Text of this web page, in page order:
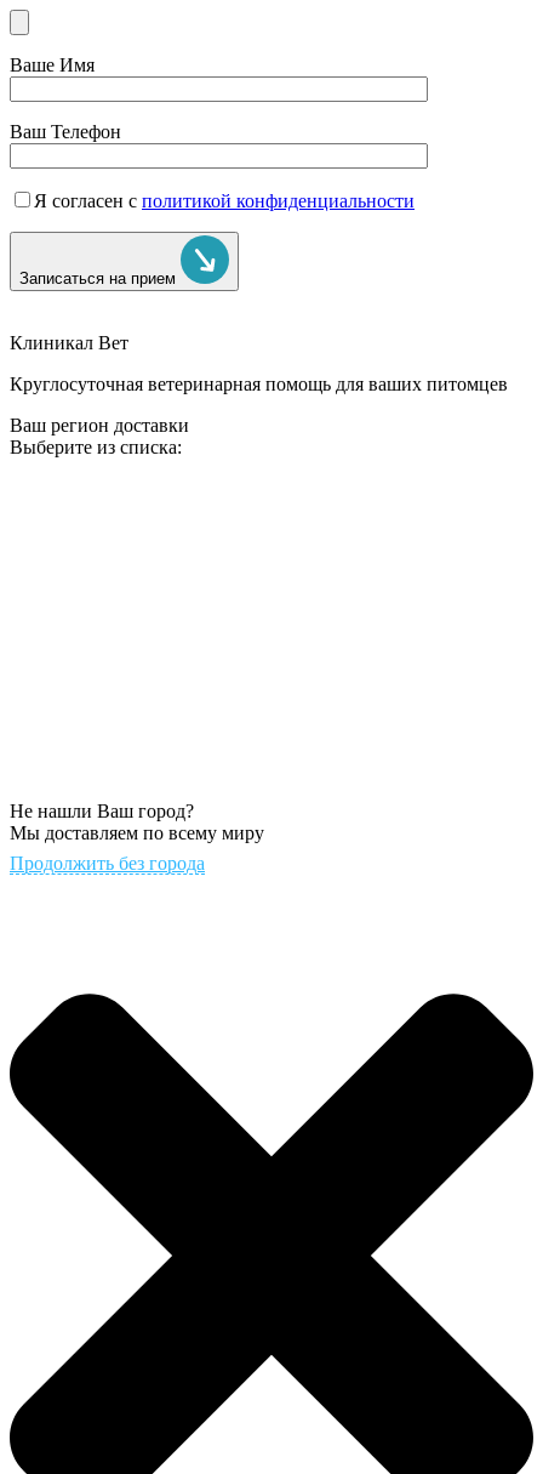
Ваше Имя
Ваш Телефон
Я согласен с политикой конфиденциальности
Записаться на прием
Клиникал Вет
Круглосуточная ветеринарная помощь для ваших питомцев
Ваш регион доставки
Выберите из списка:
Не нашли Ваш город?
Мы доставляем по всему миру
Продолжить без города